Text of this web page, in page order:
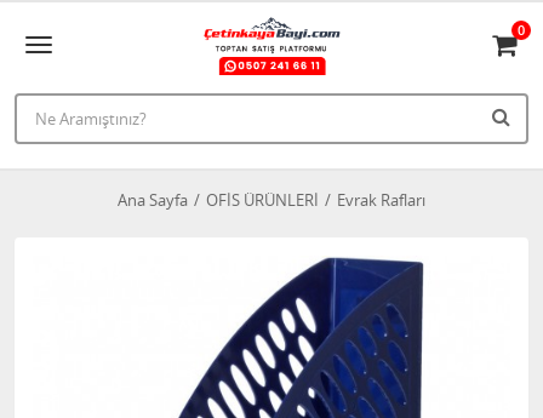
0
Ana Sayfa OFİS ÜRÜNLERİ Evrak Rafları